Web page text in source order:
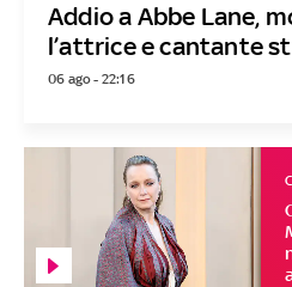
Addio a Abbe Lane,
l’attrice e cantante
06 ago - 22:16